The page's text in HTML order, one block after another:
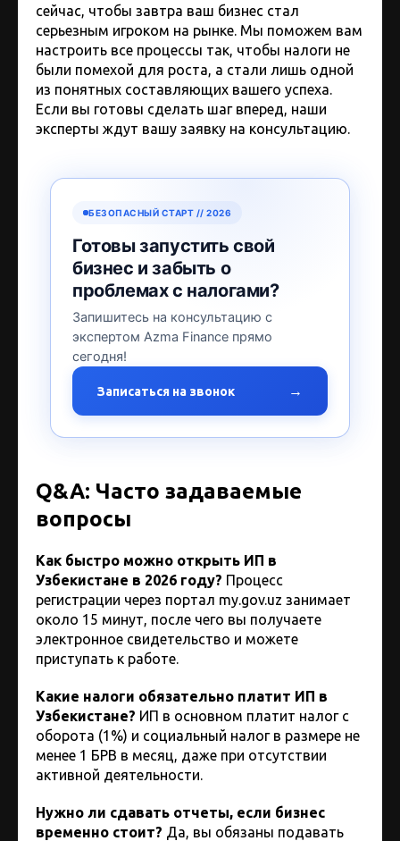
сейчас, чтобы завтра ваш бизнес стал
серьезным игроком на рынке. Мы поможем вам
настроить все процессы так, чтобы налоги не
были помехой для роста, а стали лишь одной
из понятных составляющих вашего успеха.
Если вы готовы сделать шаг вперед, наши
эксперты ждут вашу заявку на консультацию.
БЕЗОПАСНЫЙ СТАРТ // 2026
Готовы запустить свой
бизнес и забыть о
проблемах с налогами?
Запишитесь на консультацию с
экспертом Azma Finance прямо
сегодня!
Записаться на звонок →
Q&A: Часто задаваемые
вопросы
Как быстро можно открыть ИП в
Узбекистане в 2026 году? Процесс
регистрации через портал my.gov.uz занимает
около 15 минут, после чего вы получаете
электронное свидетельство и можете
приступать к работе.
Какие налоги обязательно платит ИП в
Узбекистане? ИП в основном платит налог с
оборота (1%) и социальный налог в размере не
менее 1 БРВ в месяц, даже при отсутствии
активной деятельности.
Нужно ли сдавать отчеты, если бизнес
временно стоит? Да, вы обязаны подавать